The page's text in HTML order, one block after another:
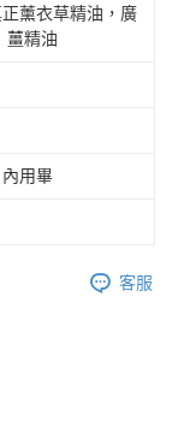
薰衣草精油，廣
薑精油
用畢
客服